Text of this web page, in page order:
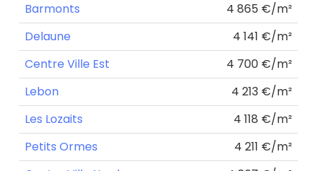
Barmonts
4 865 €/m²
Delaune
4 141 €/m²
Centre Ville Est
4 700 €/m²
Lebon
4 213 €/m²
Les Lozaits
4 118 €/m²
Petits Ormes
4 211 €/m²